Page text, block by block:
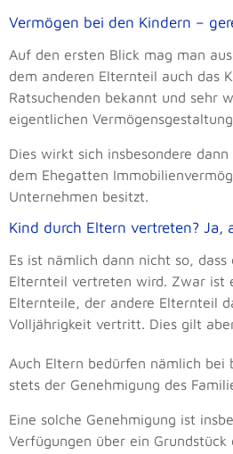
Vermögen bei den Kindern –
Auf den ersten Blick mag man
dem anderen Elternteil auch das
Ratsuchenden bekannt und sehr
eigentlichen
Dies wirkt sich insbesondere
dem Ehegatten
Unternehmen besitzt.
Kind durch Eltern vertreten? Ja,
Es ist nämlich dann nicht so,
Elternteil vertreten wird. Zwar ist
Elternteile, der andere Elternteil
Volljährigkeit vertritt. Dies gilt
Auch Eltern bedürfen nämlich
stets der Genehmigung des
Eine solche Genehmigung ist
Verfügungen über ein